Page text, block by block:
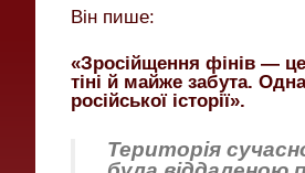
Він пише:
«Зросійщення фінів —
тіні й майже забута.
російської історії».
Територія